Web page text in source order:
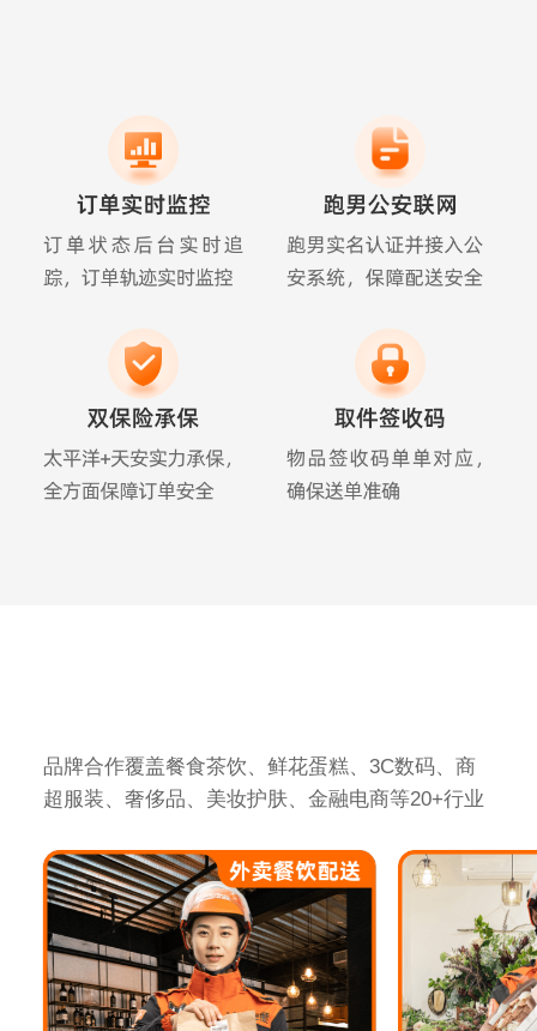
品牌合作覆盖餐食茶饮、鲜花蛋糕、3C数码、商
超服装、奢侈品、美妆护肤、金融电商等20+行业